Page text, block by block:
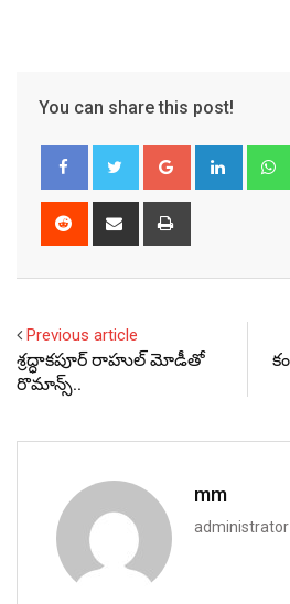
You can share this post!
Google+ LinkedIn
Reddit
Share
Previous article
శ్రద్ధాకపూర్ రాహుల్ మోడీతో
రొమాన్స్..
mm
administrator